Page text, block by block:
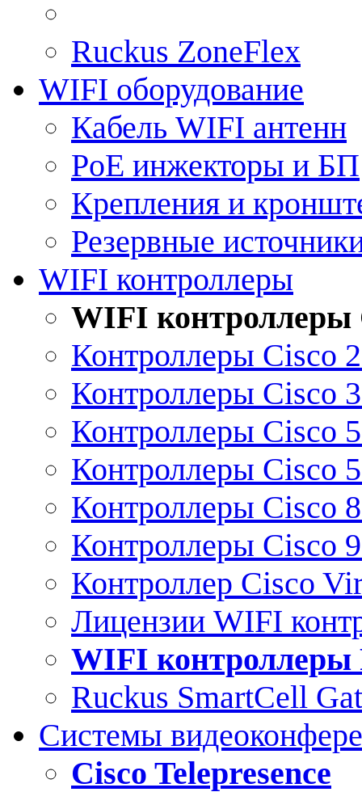
Ruckus ZoneFlex
WIFI оборудование
Кабель WIFI антенн
PoE инжекторы и БП
Крепления и
Резервные
WIFI контроллеры
WIFI контроллеры
Контроллеры Cisco
Контроллеры Cisco
Контроллеры Cisco
Контроллеры Cisco
Контроллеры Cisco
Контроллеры Cisco
Контроллер Cisco
Лицензии WIFI
WIFI контроллеры
Ruckus SmartCell
Системы
Cisco Telepresence